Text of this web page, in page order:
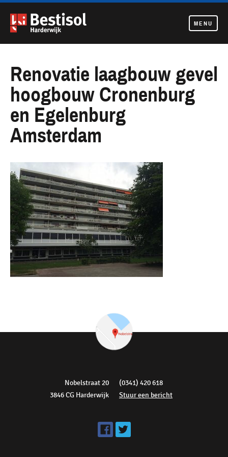
Navigatie
MENU
Renovatie laagbouw gevel
hoogbouw Cronenburg
en Egelenburg
Amsterdam
Nobelstraat 20
3846 CG Harderwijk
(0341) 420 618
Stuur een bericht